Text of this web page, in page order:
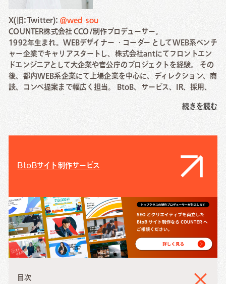
X(旧: Twitter): @wed_sou
COUNTER株式会社 CCO/制作プロデューサー。
1992年生まれ。WEBデザイナー ・コーダー としてWEB系ベンチ
ャー企業でキャリアスタートし、株式会社antにてフロントエン
ドエンジニアとして大企業や官公庁のプロジェクトを経験。 その
後、都内WEB系企業にて上場企業を中心に、ディレクション、商
談、コンペ提案まで幅広く担当。 BtoB、サービス、IR、採用、
続きを読む
BtoBサイト制作サービス
目次